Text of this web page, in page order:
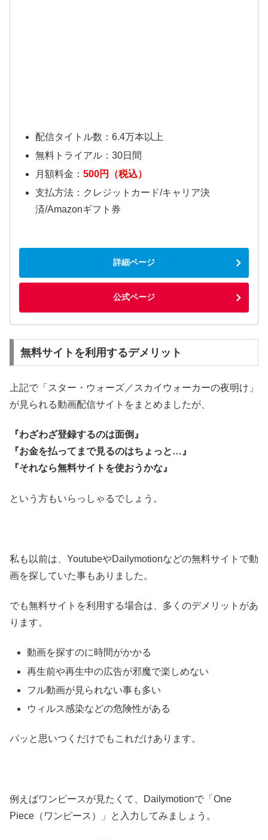
配信タイトル数：6.4万本以上
無料トライアル：30日間
月額料金： 500円（税込）
支払方法：クレジットカード/キャリア決
済/Amazonギフト券
詳細ページ
公式ページ
無料サイトを利用するデメリット
上記で「スター・ウォーズ／スカイウォーカーの夜明け」
が見られる動画配信サイトをまとめましたが、
『わざわざ登録するのは面倒』
『お金を払ってまで見るのはちょっと…』
『それなら無料サイトを使おうかな』
という方もいらっしゃるでしょう。
私も以前は、YoutubeやDailymotionなどの無料サイトで動
画を探していた事もありました。
でも無料サイトを利用する場合は、多くのデメリットがあ
ります。
動画を探すのに時間がかかる
再生前や再生中の広告が邪魔で楽しめない
フル動画が見られない事も多い
ウィルス感染などの危険性がある
パッと思いつくだけでもこれだけあります。
例えばワンピースが見たくて、Dailymotionで「One
Piece（ワンピース）」と入力してみましょう。